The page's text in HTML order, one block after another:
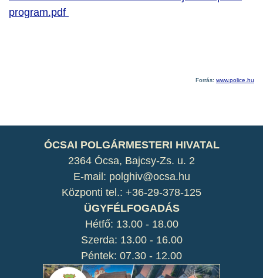
program.pdf
Forrás: www.police.hu
ÓCSAI POLGÁRMESTERI HIVATAL
2364 Ócsa, Bajcsy-Zs. u. 2
E-mail: polghiv@ocsa.hu
Központi tel.: +36-29-378-125
ÜGYFÉLFOGADÁS
Hétfő: 13.00 - 18.00
Szerda: 13.00 - 16.00
Péntek: 07.30 - 12.00